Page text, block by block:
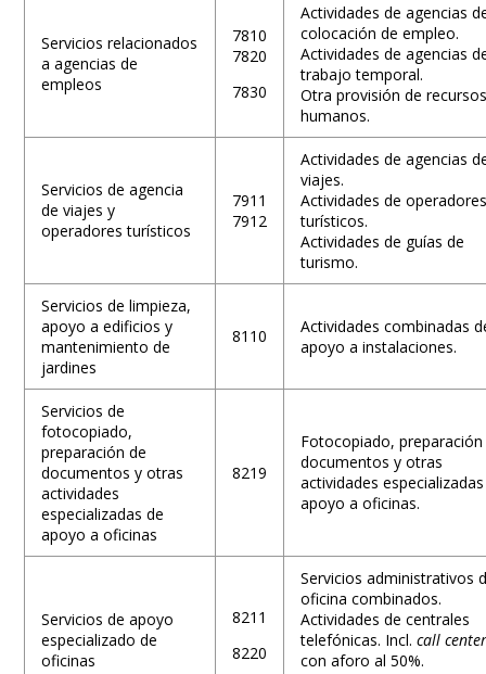
Servicios relacionados
a agencias de
empleos
7810
7820
7830
Actividades de agencias
colocación de empleo.
Actividades de agencias
trabajo temporal.
Otra provisión de
humanos.
Servicios de agencia
de viajes y
operadores turísticos
7911
7912
Actividades de agencias
viajes.
Actividades de
turísticos.
Actividades de guías de
turismo.
Servicios de limpieza,
apoyo a edificios y
mantenimiento de
jardines
8110
Actividades combinadas
apoyo a instalaciones.
Servicios de
fotocopiado,
preparación de
documentos y otras
actividades
especializadas de
apoyo a oficinas
8219
Fotocopiado,
documentos y otras
actividades
apoyo a oficinas.
Servicios de apoyo
especializado de
oficinas
8211
8220
Servicios administrativos
oficina combinados.
Actividades de centrales
telefónicas. Incl.call
con aforo al 50%.